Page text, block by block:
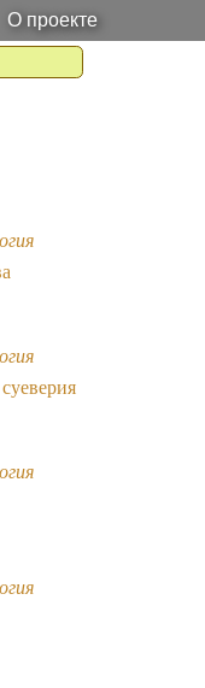
О проекте